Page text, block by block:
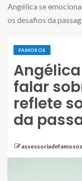
Angélica se
os desafios da
FAMOSOS
falar
reflete
da
assessoriadefamosos